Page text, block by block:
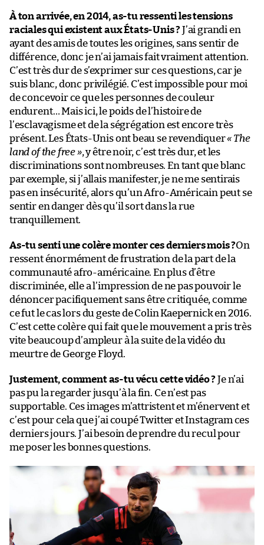
À ton arrivée, en 2014, as-tu ressenti les tensions
raciales qui existent aux États-Unis ? J’ai grandi en
ayant des amis de toutes les origines, sans sentir de
différence, donc je n’ai jamais fait vraiment attention.
C’est très dur de s’exprimer sur ces questions, car je
suis blanc, donc privilégié. C’est impossible pour moi
de concevoir ce que les personnes de couleur
endurent… Mais ici, le poids de l’histoire de
l’esclavagisme et de la ségrégation est encore très
présent. Les États-Unis ont beau se revendiquer« The
land of the free », y être noir, c’est très dur, et les
discriminations sont nombreuses. En tant que blanc
par exemple, si j’allais manifester, je ne me sentirais
pas en insécurité, alors qu’un Afro-Américain peut se
sentir en danger dès qu’il sort dans la rue
tranquillement.
As-tu senti une colère monter ces derniers mois ?On
ressent énormément de frustration de la part de la
communauté afro-américaine. En plus d’être
discriminée, elle a l’impression de ne pas pouvoir le
dénoncer pacifiquement sans être critiquée, comme
ce fut le cas lors du geste de Colin Kaepernick en 2016.
C’est cette colère qui fait que le mouvement a pris très
vite beaucoup d’ampleur à la suite de la vidéo du
meurtre de George Floyd.
Justement, comment as-tu vécu cette vidéo ?Je n’ai
pas pu la regarder jusqu’à la fin. Ce n’est pas
supportable. Ces images m’attristent et m’énervent et
c’est pour cela que j’ai coupé Twitter et Instagram ces
derniers jours. J’ai besoin de prendre du recul pour
me poser les bonnes questions.